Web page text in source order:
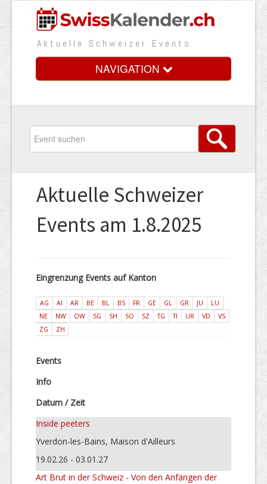
Aktuelle Schweizer Events
NAVIGATION
Vorteile
Medienbooster
Event erfassen
Aktuelle Schweizer
Events am 1.8.2025
Eingrenzung Events auf Kanton
AG AI AR BE BL BS FR GE GL GR JU
LU
NE
NW OW SG SH SO SZ TG TI UR VD
VS
ZG
ZH
Events
Info
Datum / Zeit
Inside peeters
Yverdon-les-Bains, Maison d'Ailleurs
19.02.26 - 03.01.27
Art Brut in der Schweiz - Von den Anfängen der